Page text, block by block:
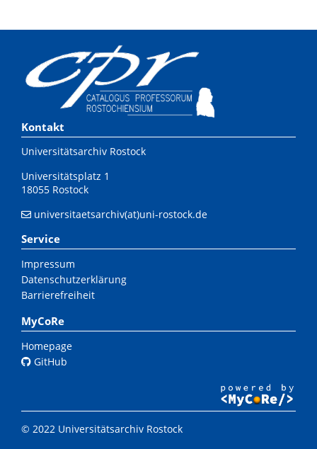
Kontakt
Universitätsarchiv Rostock
Universitätsplatz 1
18055 Rostock
universitaetsarchiv(at)uni-rostock.de
Service
Impressum
Datenschutzerklärung
Barrierefreiheit
MyCoRe
Homepage
GitHub
© 2022 Universitätsarchiv Rostock